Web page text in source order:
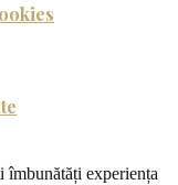
îmbunătăți experiența